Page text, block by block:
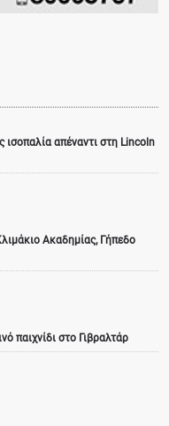
ισοπαλία απέναντι στη Lincoln
Ακαδημίας, Γήπεδο
παιχνίδι στο Γιβραλτάρ